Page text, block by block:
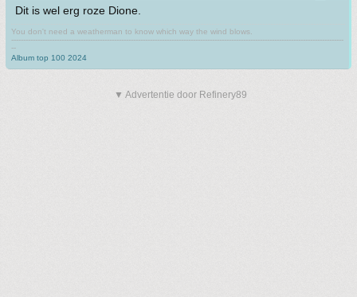
Dit is wel erg roze Dione.
You don't need a weatherman to know which way the wind blows.
-------------------------------------------------------------------------------------------------------------------------------------------
--
Album top 100 2024
▼ Advertentie door Refinery89